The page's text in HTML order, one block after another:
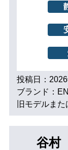
投稿日：
ブランド：
旧モデルま
谷村